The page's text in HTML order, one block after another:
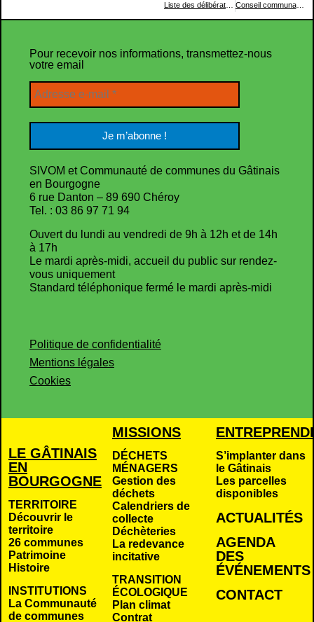
Conseil communautaire du 3 février 2023
Pour recevoir nos informations, transmettez-nous
votre email
SIVOM et Communauté de communes du Gâtinais
en Bourgogne
6 rue Danton – 89 690 Chéroy
Tel. : 03 86 97 71 94
Ouvert du lundi au vendredi de 9h à 12h et de 14h
à 17h
Le mardi après-midi, accueil du public sur rendez-
vous uniquement
Standard téléphonique fermé le mardi après-midi
Politique de confidentialité
Mentions légales
Cookies
LE GÂTINAIS
EN
BOURGOGNE
TERRITOIRE
Découvrir le
territoire
26 communes
Patrimoine
Histoire
INSTITUTIONS
La Communauté
de communes
MISSIONS
DÉCHETS
MÉNAGERS
Gestion des
déchets
Calendriers de
collecte
Déchèteries
La redevance
incitative
TRANSITION
ÉCOLOGIQUE
Plan climat
Contrat
S’implanter dans
le Gâtinais
Les parcelles
disponibles
ACTUALITÉS
AGENDA
DES
ÉVÉNEMENTS
CONTACT